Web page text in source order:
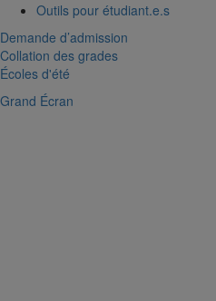
Outils pour étudiant.e.s
Demande d’admission
Collation des grades
Écoles d'été
Grand Écran